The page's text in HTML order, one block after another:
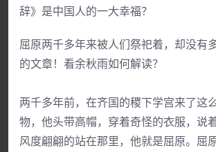
辞》是中国人的一大幸福？
屈原两千多年来被人们祭祀着，却没有
的文章！看余秋雨如何解读？
两千多年前，在齐国的稷下学宫来了这
物，他头带高帽，穿着奇怪的衣服，说
风度翩翩的站在那里，他就是屈原。屈